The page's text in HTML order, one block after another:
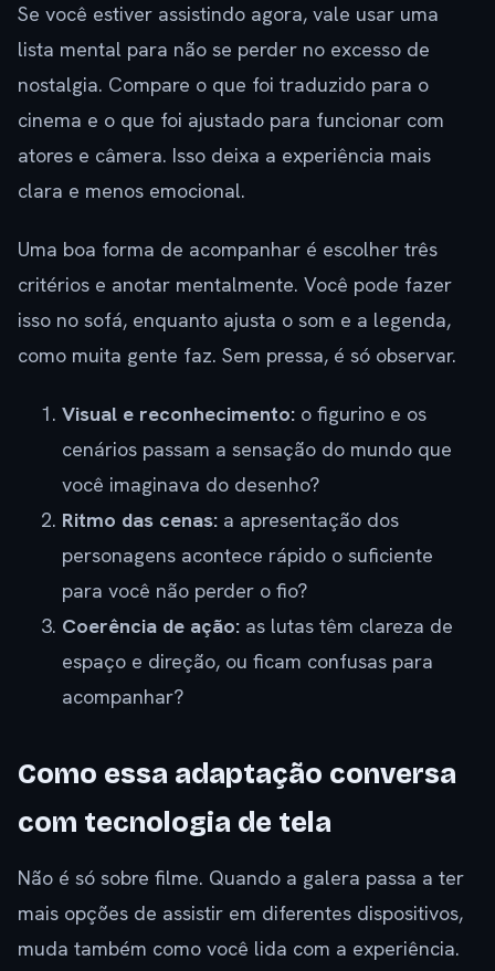
Se você estiver assistindo agora, vale usar uma
lista mental para não se perder no excesso de
nostalgia. Compare o que foi traduzido para o
cinema e o que foi ajustado para funcionar com
atores e câmera. Isso deixa a experiência mais
clara e menos emocional.
Uma boa forma de acompanhar é escolher três
critérios e anotar mentalmente. Você pode fazer
isso no sofá, enquanto ajusta o som e a legenda,
como muita gente faz. Sem pressa, é só observar.
Visual e reconhecimento: o figurino e os
cenários passam a sensação do mundo que
você imaginava do desenho?
Ritmo das cenas: a apresentação dos
personagens acontece rápido o suficiente
para você não perder o fio?
Coerência de ação: as lutas têm clareza de
espaço e direção, ou ficam confusas para
acompanhar?
Como essa adaptação conversa
com tecnologia de tela
Não é só sobre filme. Quando a galera passa a ter
mais opções de assistir em diferentes dispositivos,
muda também como você lida com a experiência.